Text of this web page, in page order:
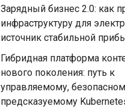
Зарядный бизнес 2.0: как
инфраструктуру для
источник стабильной
Гибридная платформа
нового поколения: путь к
управляемому,
предсказуемому